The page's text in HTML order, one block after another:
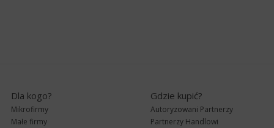
Dla kogo?
Mikrofirmy
Małe firmy
Gdzie kupić?
Autoryzowani Partnerzy
Partnerzy Handlowi